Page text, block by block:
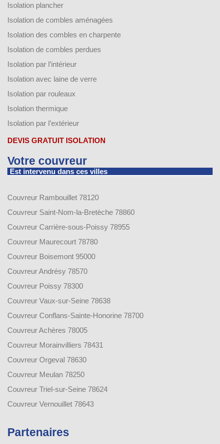
Isolation plancher
Isolation de combles aménagées
Isolation des combles en charpente
Isolation de combles perdues
Isolation par l’intérieur
Isolation avec laine de verre
Isolation par rouleaux
Isolation thermique
Isolation par l’extérieur
DEVIS GRATUIT ISOLATION
Votre couvreur
Est intervenu dans ces villes
Couvreur Rambouillet 78120
Couvreur Saint-Nom-la-Bretèche 78860
Couvreur Carrière-sous-Poissy 78955
Couvreur Maurecourt 78780
Couvreur Boisemont 95000
Couvreur Andrésy 78570
Couvreur Poissy 78300
Couvreur Vaux-sur-Seine 78638
Couvreur Conflans-Sainte-Honorine 78700
Couvreur Achères 78005
Couvreur Morainvilliers 78431
Couvreur Orgeval 78630
Couvreur Meulan 78250
Couvreur Triel-sur-Seine 78624
Couvreur Vernouillet 78643
Partenaires